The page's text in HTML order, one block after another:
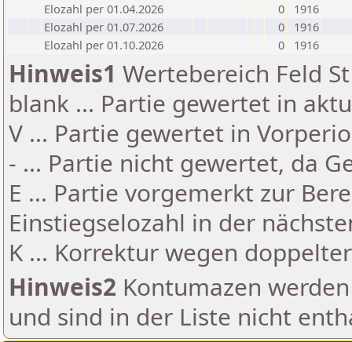
Elozahl per 01.04.2026
0
1916
Elozahl per 01.07.2026
0
1916
Elozahl per 01.10.2026
0 1916
Hinweis1 Wertebereich Feld
blank ... Partie gewertet in
V ... Partie gewertet in
- ... Partie nicht gewertet, da
E ... Partie vorgemerkt zur
Einstiegselozahl in der
K ... Korrektur wegen
Hinweis2 Kontumazen
und sind in der Liste nicht